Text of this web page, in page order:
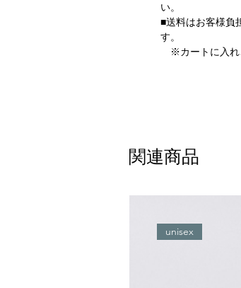
い。
■送料はお客様負
す。
※カートに入れ
関連商品
unisex